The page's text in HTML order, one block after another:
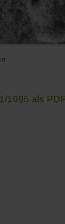
1995 als
Mitterfels-